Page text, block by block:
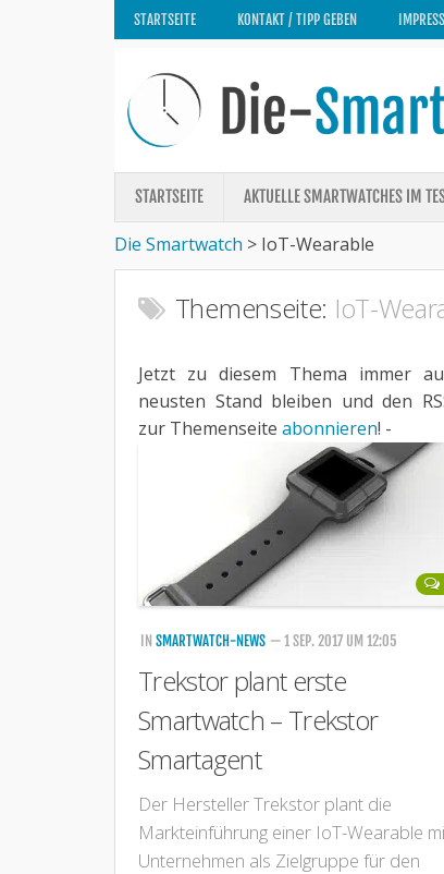
STARTSEITE KONTAKT / TIPP GEBEN
STARTSEITE AKTUELLE SMARTWATCHES IM
Die Smartwatch > IoT-Wearable
Themenseite: IoT-
Jetzt zu diesem Thema immer
neusten Stand bleiben und den
zur Themenseite abonnieren! -
IN SMARTWATCH-NEWS — 1 SEP. 2017 UM 12:05
Trekstor plant erste
Smartwatch – Trekstor
Smartagent
Der Hersteller Trekstor plant die
Markteinführung einer IoT-Wearable
Unternehmen als Zielgruppe für den